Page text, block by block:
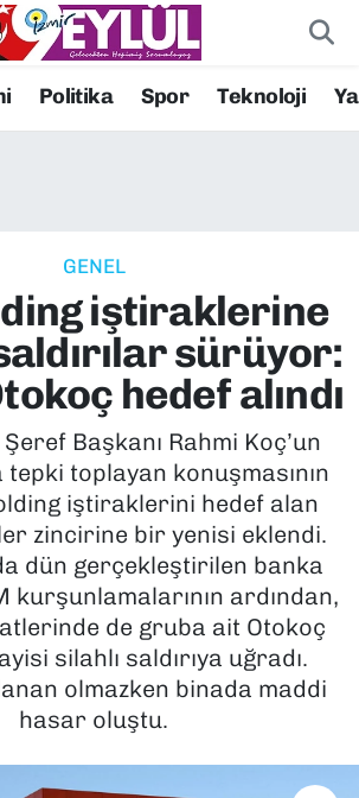
Politika Spor Teknoloji
GENEL
iştiraklerine
sürüyor:
hedef alındı
Başkanı Rahmi Koç’un
toplayan konuşmasının
iştiraklerini hedef alan
zincirine bir yenisi eklendi.
dün gerçekleştirilen banka
kurşunlamalarının ardından,
de gruba ait Otokoç
silahlı saldırıya uğradı.
olmazken binada maddi
hasar oluştu.
Eczaneler
Durumu ve Fikstür
Haberleri